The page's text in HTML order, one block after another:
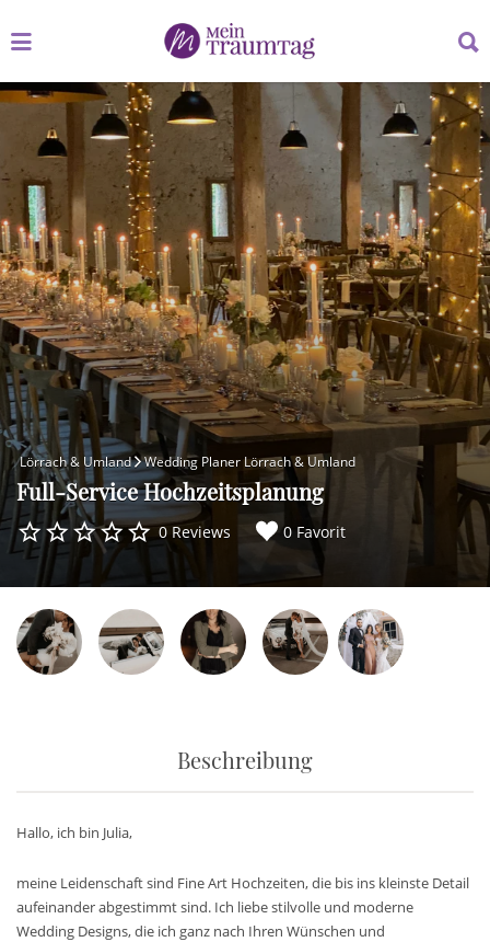
nach:
nach:
Lörrach & Umland Wedding Planer Lörrach & Umland
Full-Service Hochzeitsplanung
0 Reviews 0 Favorit
Beschreibung
Hallo, ich bin Julia,
meine Leidenschaft sind Fine Art Hochzeiten, die bis ins kleinste Detail
aufeinander abgestimmt sind. Ich liebe stilvolle und moderne
Wedding Designs, die ich ganz nach Ihren Wünschen und